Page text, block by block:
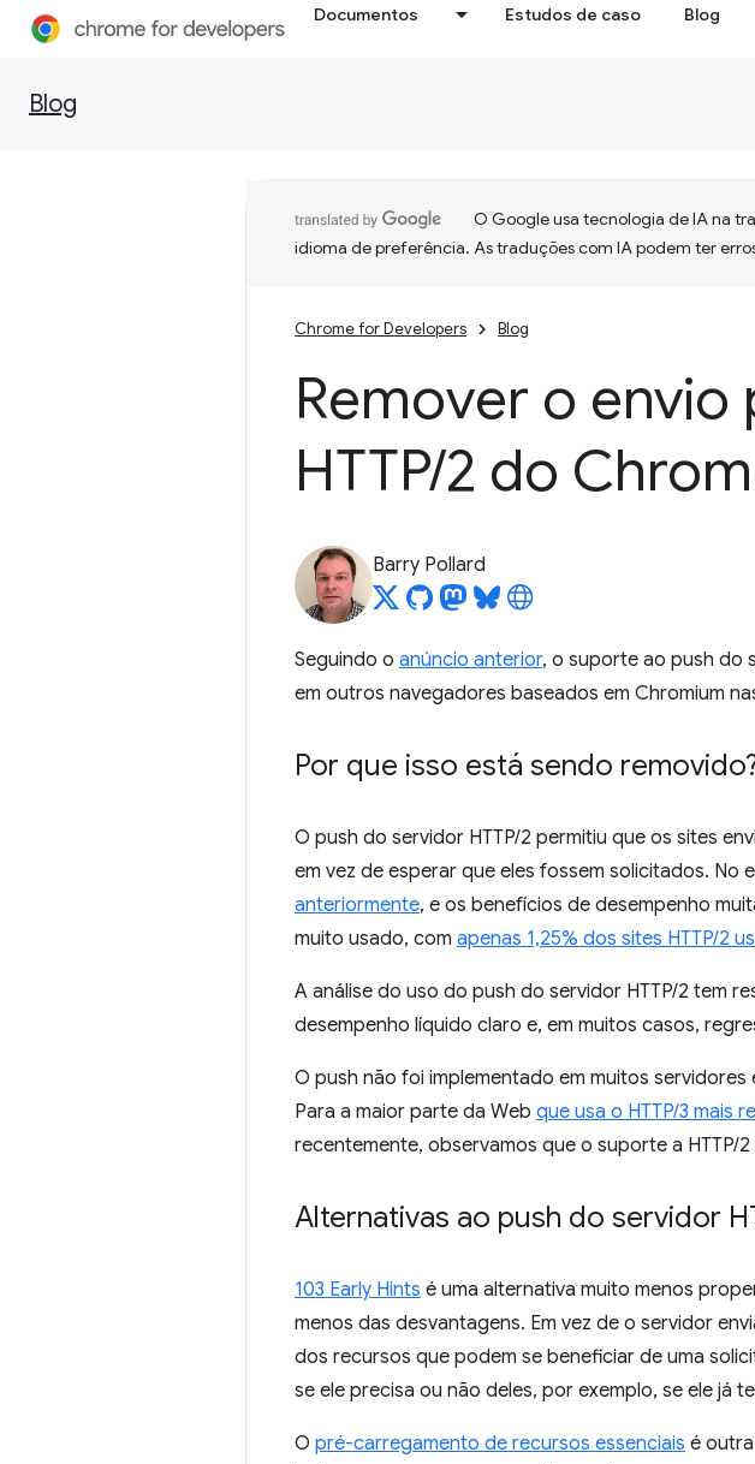
Documentos Estudos de caso Blog
Blog
O Google usa tecnologia de IA na
idioma de preferência. As traduções com IA podem ter
Chrome for Developers Blog
Remover o
HTTP/2 do
Barry Pollard
Seguindo o anúncio anterior, o suporte ao push do
em outros navegadores baseados em Chromium
Por que isso está sendo
O push do servidor HTTP/2 permitiu que os sites
em vez de esperar que eles fossem solicitados.
anteriormente, e os benefícios de desempenho
muito usado, com apenas 1,25% dos sites HTTP/2
A análise do uso do push do servidor HTTP/2 tem
desempenho líquido claro e, em muitos casos,
O push não foi implementado em muitos
Para a maior parte da Web que usa o HTTP/3 mais
recentemente, observamos que o suporte a HTTP/
Alternativas ao push do servidor
103 Early Hints é uma alternativa muito menos
menos das desvantagens. Em vez de o servidor
dos recursos que podem se beneficiar de uma
se ele precisa ou não deles, por exemplo, se ele já
O pré-carregamento de recursos essenciais é